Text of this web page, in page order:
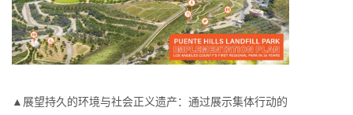
▲展望持久的环境与社会正义遗产：通过展示集体行动的